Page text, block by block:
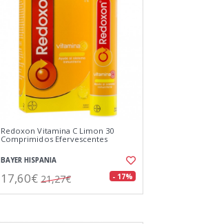
Redoxon Vitamina C Limon 30
Comprimidos Efervescentes
BAYER HISPANIA
17,60€ 21,27€ - 17%